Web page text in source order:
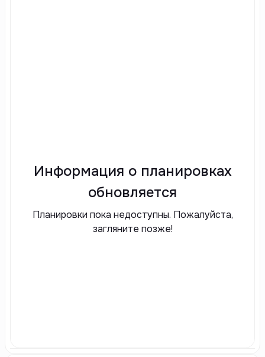
Информация о планировках
обновляется
Планировки пока недоступны. Пожалуйста,
загляните позже!